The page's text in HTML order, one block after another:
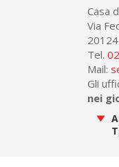
Casa
Via
Tel.
Mail:
Gli
nei